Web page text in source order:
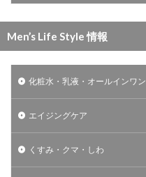
Men’s Life Style 情報
化粧水・乳液・オールインワン
エイジングケア
くすみ・クマ・しわ